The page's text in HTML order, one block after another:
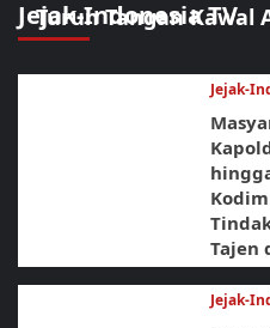
Jejak-Indonesia TV
Turun Tangan Kawal
Jejak-
Tajen
Jejak-